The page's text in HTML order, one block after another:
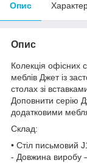
Опис
Опис
Колекція офісних
меблів Джет із
столах зі
Доповнити серію
додатковими
Склад:
• Стіл письмовий
- Довжина